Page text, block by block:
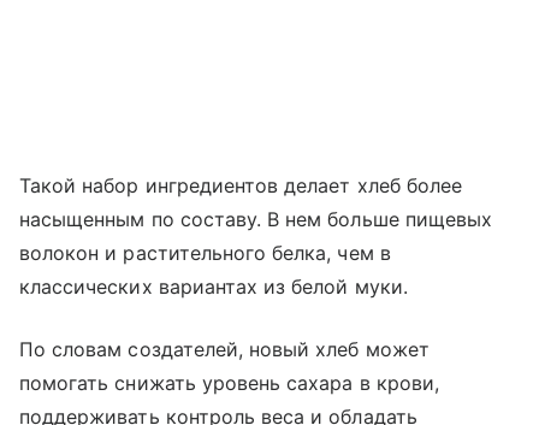
Такой набор ингредиентов делает хлеб более
насыщенным по составу. В нем больше пищевых
волокон и растительного белка, чем в
классических вариантах из белой муки.
По словам создателей, новый хлеб может
помогать снижать уровень сахара в крови,
поддерживать контроль веса и обладать